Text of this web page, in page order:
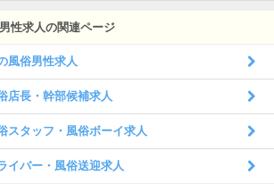
性求人の関連ページ
風俗男性求人
店長・幹部候補求人
スタッフ・風俗ボーイ求人
イバー・風俗送迎求人